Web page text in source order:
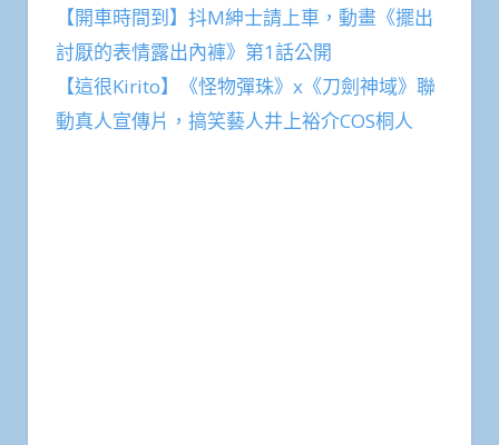
【開車時間到】抖M紳士請上車，動畫《擺出
討厭的表情露出內褲》第1話公開
【這很Kirito】《怪物彈珠》x《刀劍神域》聯
動真人宣傳片，搞笑藝人井上裕介COS桐人